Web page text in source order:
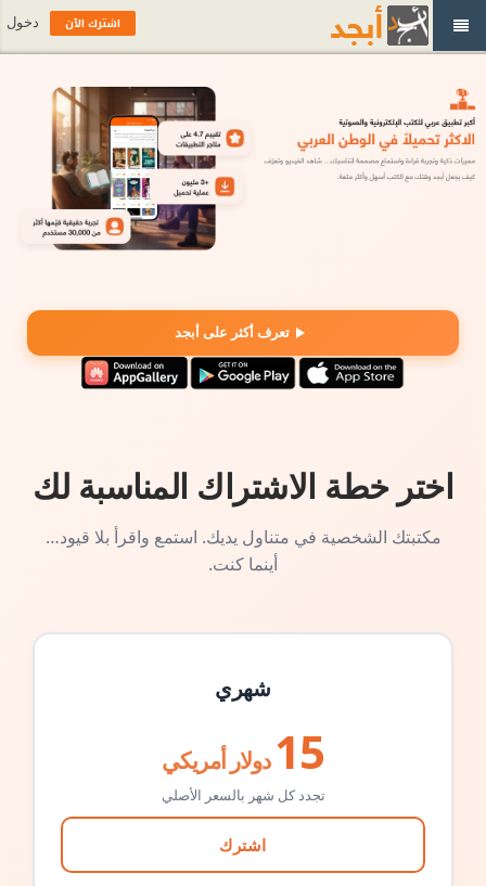
تعرف أكثر على أبجد
اختر خطة الاشتراك المناسبة لك
مكتبتك الشخصية في متناول يديك. استمع واقرأ بلا قيود…
أينما كنت.
شهري
15 دولار أمريكي
تجدد كل شهر بالسعر الأصلي
اشترك
اشترك الآن دخول